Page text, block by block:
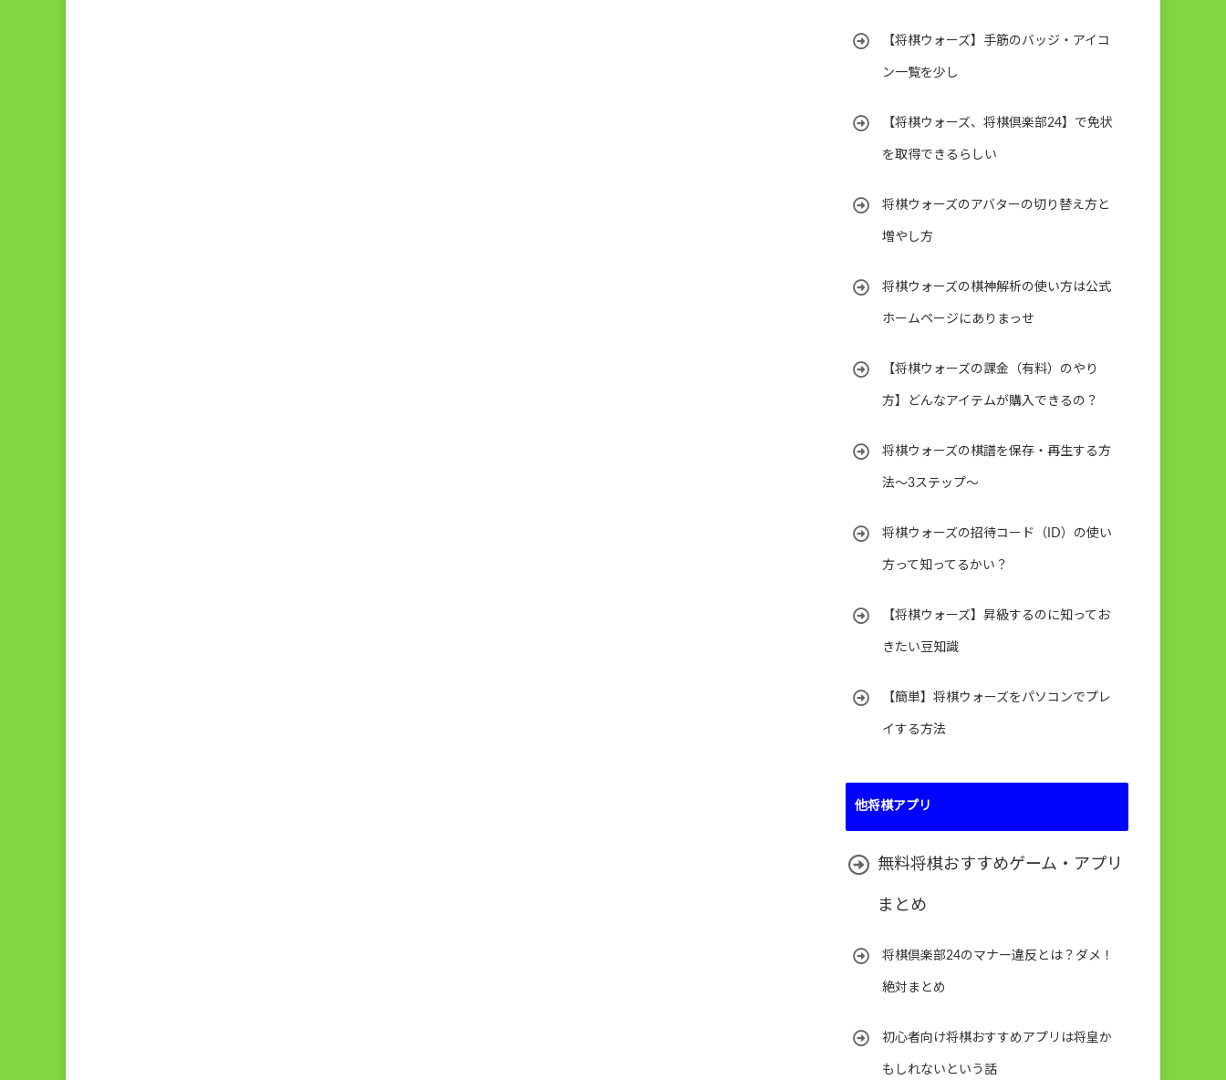
【将棋ウォーズ】手筋のバッジ・アイコ
ン一覧を少し
【将棋ウォーズ、将棋倶楽部24】で免状
を取得できるらしい
将棋ウォーズのアバターの切り替え方と
増やし方
将棋ウォーズの棋神解析の使い方は公式
ホームページにありまっせ
【将棋ウォーズの課金（有料）のやり
方】どんなアイテムが購入できるの？
将棋ウォーズの棋譜を保存・再生する方
法～3ステップ～
将棋ウォーズの招待コード（ID）の使い
方って知ってるかい？
【将棋ウォーズ】昇級するのに知ってお
きたい豆知識
【簡単】将棋ウォーズをパソコンでプレ
イする方法
他将棋アプリ
無料将棋おすすめゲーム・アプリ
まとめ
将棋倶楽部24のマナー違反とは？ダメ！
絶対まとめ
初心者向け将棋おすすめアプリは将皇か
もしれないという話